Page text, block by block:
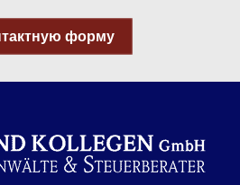
форму